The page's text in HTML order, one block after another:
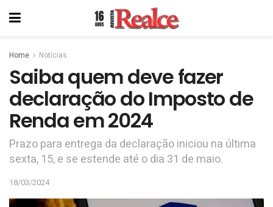
Home Notícias
Saiba quem deve fazer
declaração do Imposto de
Renda em 2024
Prazo para entrega da declaração iniciou na última
sexta, 15, e se estende até o dia 31 de maio.
18/03/2024